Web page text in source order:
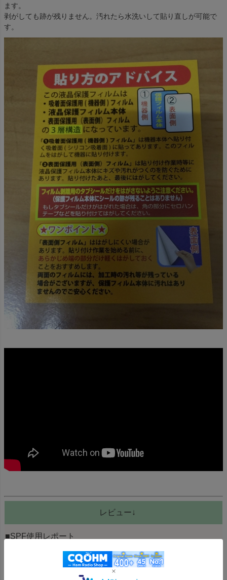
ます。
剥がしても跡が残りません。汚れたら水洗いして貼り直しが可能で
す。
レビュー↓
■SPF使用レポート
実は、7600は、安いタブレット用のフィルムを買ってき